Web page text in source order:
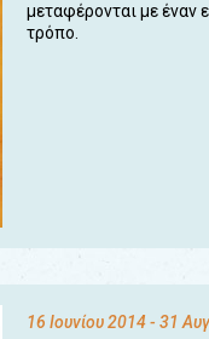
μεταφέρονται με έναν
τρόπο.
16 Ιουνίου 2014- 31